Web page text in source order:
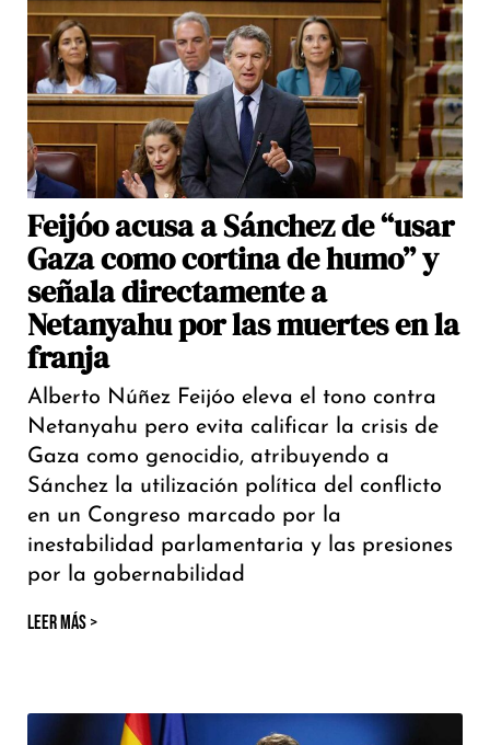
Feijóo acusa a Sánchez de “usar
Gaza como cortina de humo” y
señala directamente a
Netanyahu por las muertes en la
franja
Alberto Núñez Feijóo eleva el tono contra
Netanyahu pero evita calificar la crisis de
Gaza como genocidio, atribuyendo a
Sánchez la utilización política del conflicto
en un Congreso marcado por la
inestabilidad parlamentaria y las presiones
por la gobernabilidad
LEER MÁS >